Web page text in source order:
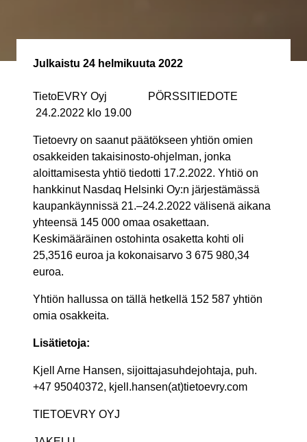
Julkaistu 24 helmikuuta 2022
TietoEVRY Oyj PÖRSSITIEDOTE
24.2.2022 klo 19.00
Tietoevry on saanut päätökseen yhtiön omien
osakkeiden takaisinosto-ohjelman, jonka
aloittamisesta yhtiö tiedotti 17.2.2022. Yhtiö on
hankkinut Nasdaq Helsinki Oy:n järjestämässä
kaupankäynnissä 21.–24.2.2022 välisenä aikana
yhteensä 145 000 omaa osakettaan.
Keskimääräinen ostohinta osaketta kohti oli
25,3516 euroa ja kokonaisarvo 3 675 980,34
euroa.
Yhtiön hallussa on tällä hetkellä 152 587 yhtiön
omia osakkeita.
Lisätietoja:
Kjell Arne Hansen, sijoittajasuhdejohtaja, puh.
+47 95040372, kjell.hansen(at)tietoevry.com
TIETOEVRY OYJ